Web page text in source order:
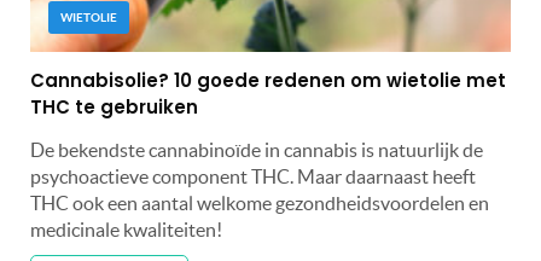
WIETOLIE
Cannabisolie? 10 goede redenen om wietolie met
THC te gebruiken
De bekendste cannabinoïde in cannabis is natuurlijk de
psychoactieve component THC. Maar daarnaast heeft
THC ook een aantal welkome gezondheidsvoordelen en
medicinale kwaliteiten!